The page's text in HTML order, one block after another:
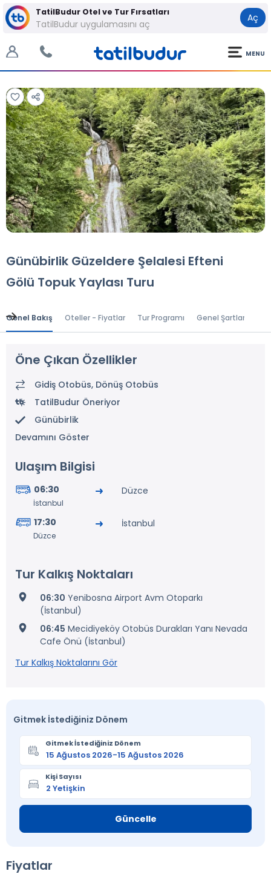
TatilBudur Otel ve Tur Fırsatları
TatilBudur uygulamasını aç
Aç
MENU
Tüm Fotoğraflar
Günübirlik Güzeldere Şelalesi Efteni
Gölü Topuk Yaylası Turu
Genel Bakış Oteller - Fiyatlar Tur Programı Genel Şartlar
Öne Çıkan Özellikler
Gidiş Otobüs, Dönüş Otobüs
TatilBudur Öneriyor
Günübirlik
Devamını Göster
Ulaşım Bilgisi
06:30
İstanbul
Düzce
17:30
Düzce
İstanbul
Tur Kalkış Noktaları
06:30 Yenibosna Airport Avm Otoparkı
(İstanbul)
06:45 Mecidiyeköy Otobüs Durakları Yanı Nevada
Cafe Önü (İstanbul)
Tur Kalkış Noktalarını Gör
Gitmek İstediğiniz Dönem
Gitmek İstediğiniz Dönem
Kişi Sayısı
Güncelle
Fiyatlar